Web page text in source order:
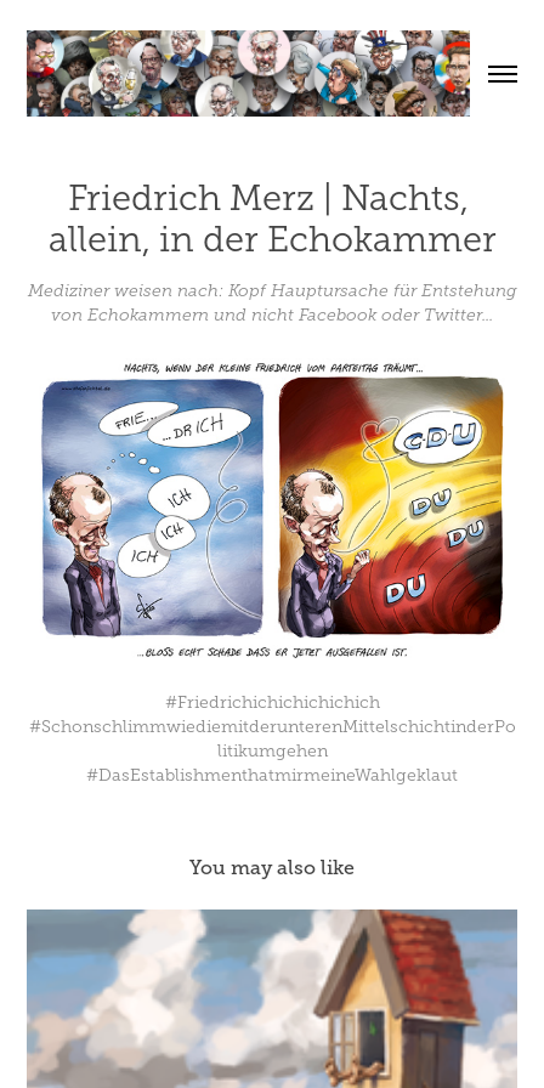
Friedrich Merz | Nachts,
allein, in der Echokammer
Mediziner weisen nach: Kopf Hauptursache für Entstehung
von Echokammern und nicht Facebook oder Twitter...
#Friedrichichichichichich
#SchonschlimmwiediemitderunterenMittelschichtinderPo
litikumgehen
#DasEstablishmenthatmirmeineWahlgeklaut
You may also like